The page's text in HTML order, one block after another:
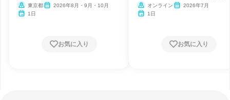
東京都
2026年8月・9月・10月
1日
お気に入り
オンライン
2026年7月
1日
お気に入り